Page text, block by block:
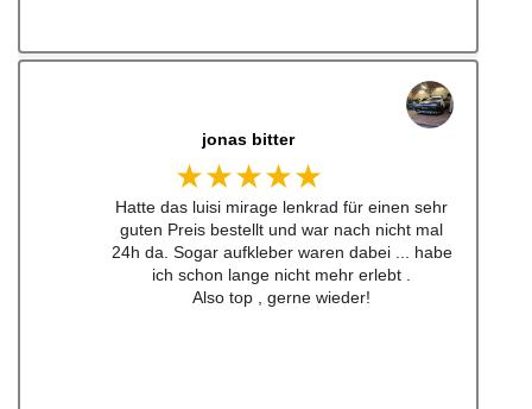
jonas bitter
★★★★★
Hatte das luisi mirage lenkrad für einen sehr
guten Preis bestellt und war nach nicht mal
24h da. Sogar aufkleber waren dabei ... habe
ich schon lange nicht mehr erlebt .
Also top , gerne wieder!